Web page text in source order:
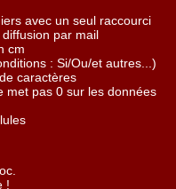
avec un seul raccourci
par mail
cm
: Si/Ou/et autres...)
caractères
met pas 0 sur les données
!